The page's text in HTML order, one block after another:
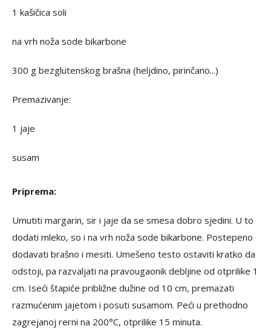
1 kašičica soli
na vrh noža sode bikarbone
300 g bezglutenskog brašna (heljdino, pirinčano...)
Premazivanje:
1 jaje
susam
Priprema:
Umutiti margarin, sir i jaje da se smesa dobro sjedini. U to
dodati mleko, so i na vrh noža sode bikarbone. Postepeno
dodavati brašno i mesiti. Umešeno testo ostaviti kratko da
odstoji, pa razvaljati na pravougaonik debljine od otprilike 1
cm. Iseći štapiće približne dužine od 10 cm, premazati
razmućenim jajetom i posuti susamom. Peći u prethodno
zagrejanoj rerni na 200°C, otprilike 15 minuta.